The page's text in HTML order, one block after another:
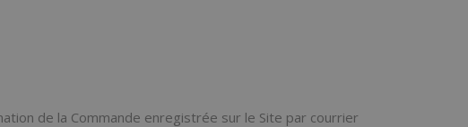
de la Commande enregistrée sur le Site par courrier